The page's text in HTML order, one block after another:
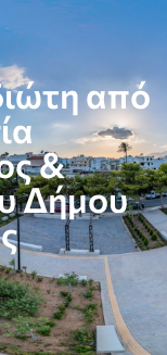
από
&
Δήμου